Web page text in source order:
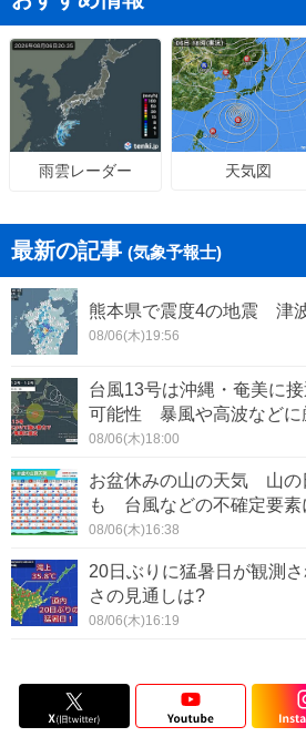
雨雲レーダー 天気図
最新の記事 (気象予報士)
熊本県で震度4の地震 津
08/06(木)19:56
台風13号は沖縄・奄美に
可能性 暴風や高波などに
08/06(木)18:00
お盆休みの山の天気 山の
も 台風などの不確定要素
08/06(木)16:38
20日ぶりに猛暑日が観測
さの見通しは?
08/06(木)16:19